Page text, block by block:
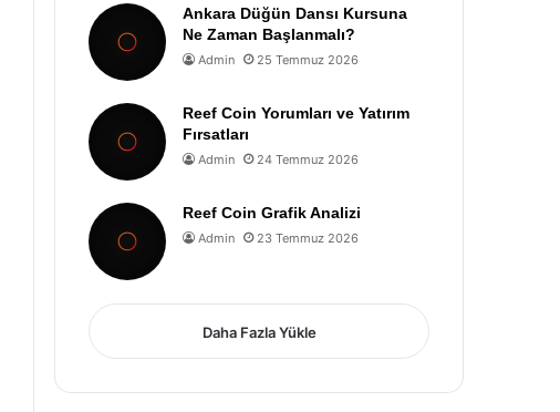
Ankara Düğün Dansı Kursuna
Ne Zaman Başlanmalı?
Admin 25 Temmuz 2026
Reef Coin Yorumları ve Yatırım
Fırsatları
Admin 24 Temmuz 2026
Reef Coin Grafik Analizi
Admin 23 Temmuz 2026
Daha Fazla Yükle